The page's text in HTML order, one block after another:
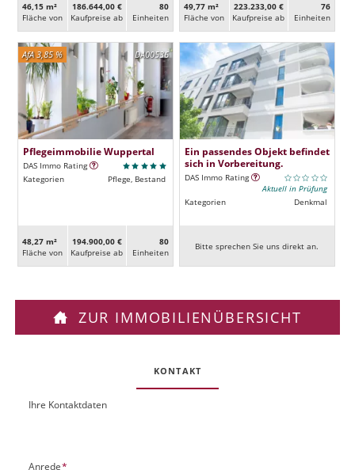
46,15 m²
Fläche von
186.644,00 €
Kaufpreise ab
80
Ein­heiten
49,77 m²
Fläche von
223.233,00 €
Kaufpreise ab
76
Ein­heiten
DA00536
AfA 3,85 %
Pflegeimmobilie Wuppertal
DAS Immo Rating
Kategorien
Pflege, Bestand
48,27 m²
Fläche von
194.900,00 €
Kaufpreise ab
80
Ein­heiten
Ein passendes Objekt befindet
sich in Vorbereitung.
DAS Immo Rating
Aktuell in Prüfung
Kategorien
Denkmal
Bitte sprechen Sie uns direkt an.
ZUR IMMOBILIENÜBERSICHT
KONTAKT
OUIhre Kontaktdaten
P
Anrede*